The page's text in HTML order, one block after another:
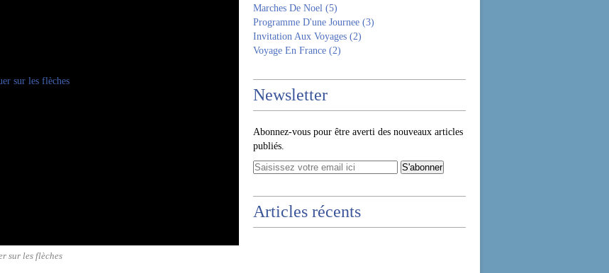
sur les flèches
Marches De Noel (5)
Programme D'une Journee (3)
Invitation Aux Voyages (2)
Voyage En France (2)
Newsletter
Abonnez-vous pour être averti des nouveaux articles
publiés.
Articles récents